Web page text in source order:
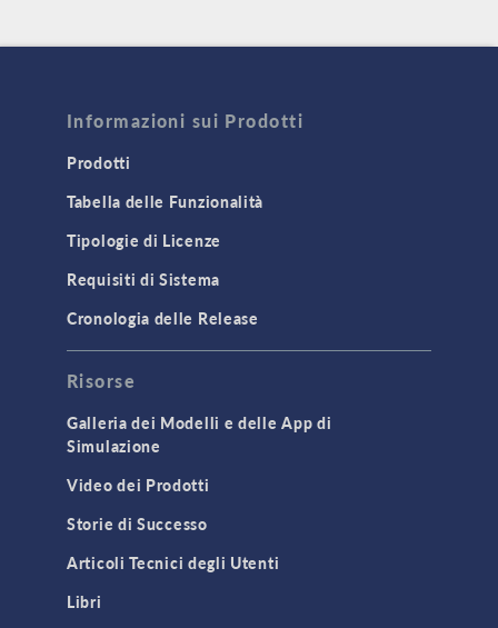
Informazioni sui Prodotti
Prodotti
Tabella delle Funzionalità
Tipologie di Licenze
Requisiti di Sistema
Cronologia delle Release
Risorse
Galleria dei Modelli e delle App di
Simulazione
Video dei Prodotti
Storie di Successo
Articoli Tecnici degli Utenti
Libri